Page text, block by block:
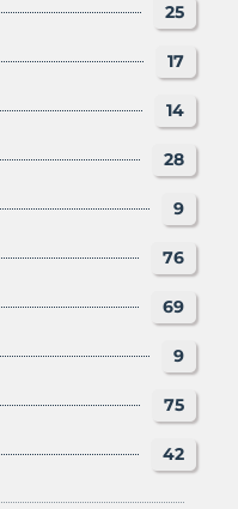
25
17
14
28
9
76
69
9
75
42